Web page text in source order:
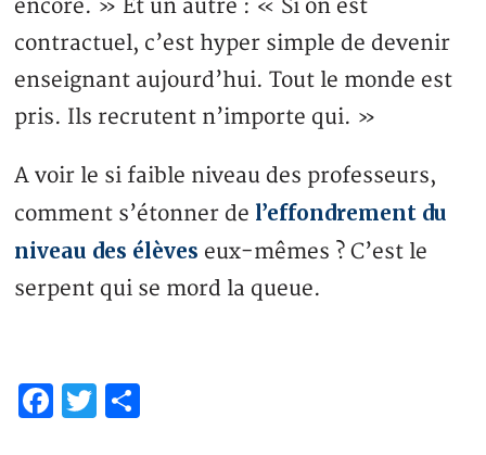
encore. » Et un autre : « Si on est
contractuel, c’est hyper simple de devenir
enseignant aujourd’hui. Tout le monde est
pris. Ils recrutent n’importe qui. »
A voir le si faible niveau des professeurs,
comment s’étonner de l’effondrement du
niveau des élèves eux-mêmes ? C’est le
serpent qui se mord la queue.
Facebook
Twitter